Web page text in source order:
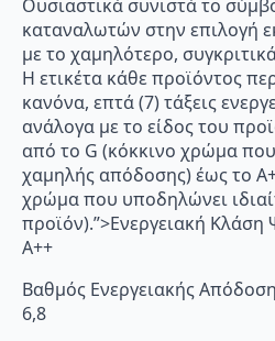
Ουσιαστικά συνιστά το
καταναλωτών στην επιλογή
με το χαμηλότερο,
Η ετικέτα κάθε προϊόντος
κανόνα, επτά (7) τάξεις
ανάλογα με το είδος του
από το G (κόκκινο χρώμα
χαμηλής απόδοσης) έως το
χρώμα που υποδηλώνει
προϊόν).”>Ενεργειακή Κλάση
A++
Βαθμός Ενεργειακής
6,8